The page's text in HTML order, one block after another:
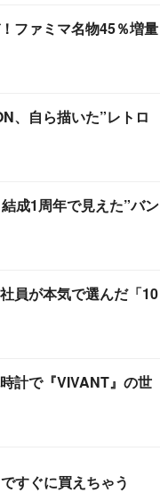
ファミマ名物45％増量
、自ら描いた”レトロ
成1周年で見えた”バン
員が本気で選んだ「10
計で『VIVANT』の世
すぐに買えちゃう